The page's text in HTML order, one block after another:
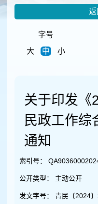
网
返
字号
大
中 小
关于印发《
民政工作综
通知
索引号：
公开类型： 主动公开
发文字号： 青民〔2024